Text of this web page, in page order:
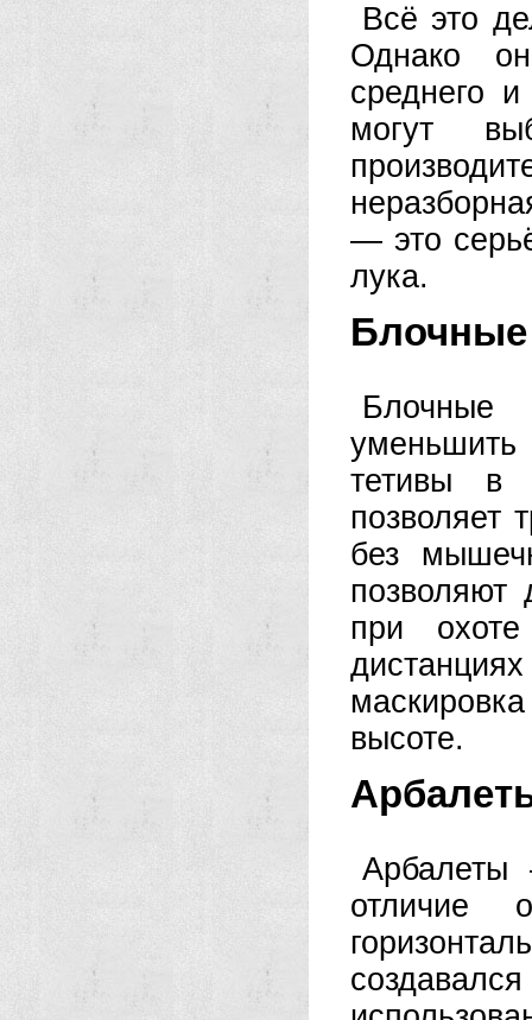
Всё это
Однако
среднего
могут
— это
лука.
Блочные
Блочные
тетивы в
позволяет
без
позволяют
при
высоте.
Арбалеты
отличие